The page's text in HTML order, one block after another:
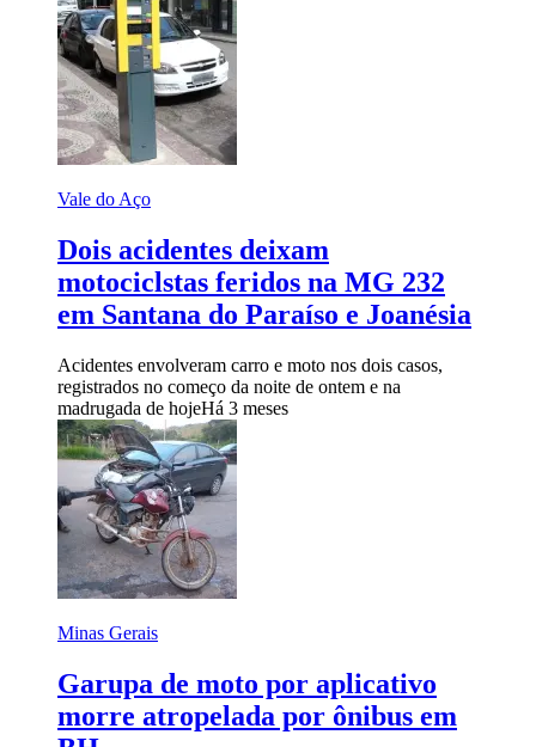
Vale do Aço
Dois acidentes deixam
motociclstas feridos na MG 232
em Santana do Paraíso e Joanésia
Acidentes envolveram carro e moto nos dois casos,
registrados no começo da noite de ontem e na
madrugada de hojeHá 3 meses
Minas Gerais
Garupa de moto por aplicativo
morre atropelada por ônibus em